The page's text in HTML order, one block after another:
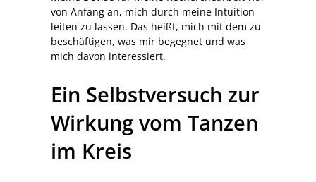
von Anfang an, mich durch meine Intuition
leiten zu lassen. Das heißt, mich mit dem zu
beschäftigen, was mir begegnet und was
mich davon interessiert.
Ein Selbstversuch zur
Wirkung vom Tanzen
im Kreis